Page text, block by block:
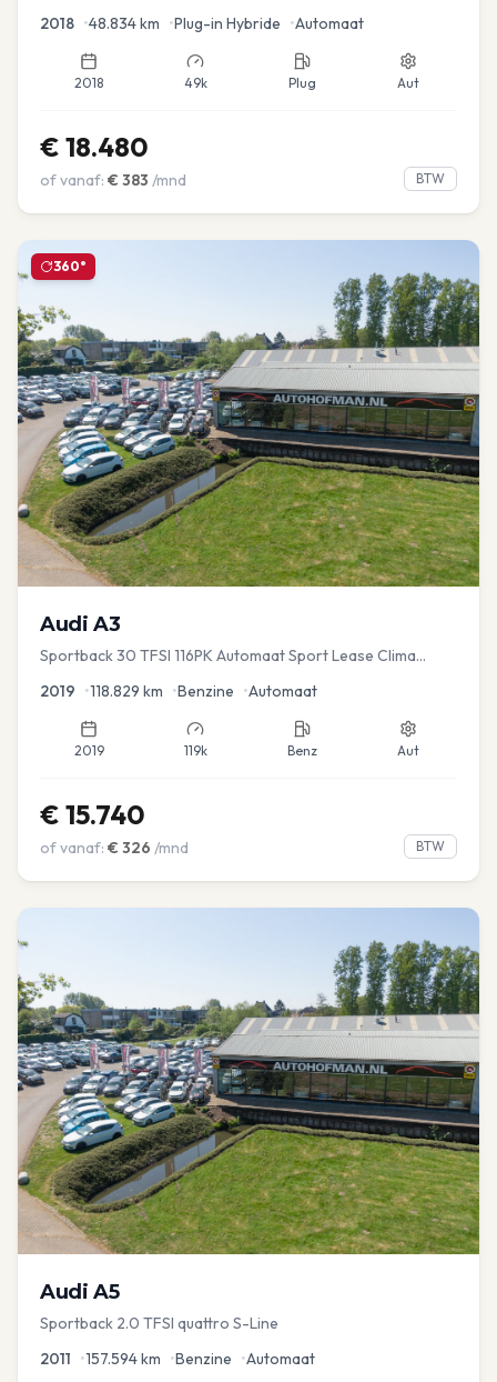
2018 •48.834km •Plug-in Hybride •Automaat
2018 49k Plug Aut
€ 18.480
of vanaf: € 383 /mnd BTW
360°
Audi A3
Sportback 30 TFSI 116PK Automaat Sport Lease Clima
2019 •118.829 km •Benzine •Automaat
2019 119k Benz Aut
€ 15.740
of vanaf: € 326 /mnd BTW
Audi A5
Sportback 2.0 TFSI quattro S-Line
2011 •157.594km •Benzine •Automaat